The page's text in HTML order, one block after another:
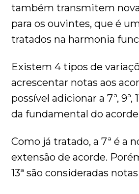
também transmitem
para os ouvintes, que é
tratados na harmonia
Existem 4 tipos de
acrescentar notas aos
possível adicionar a 7ª, 9ª,
da fundamental do
Como já tratado, a 7ª é a
extensão de acorde. Porém,
13ª são consideradas